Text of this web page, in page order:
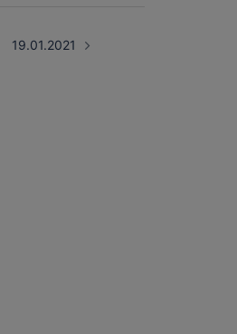
19.01.2021